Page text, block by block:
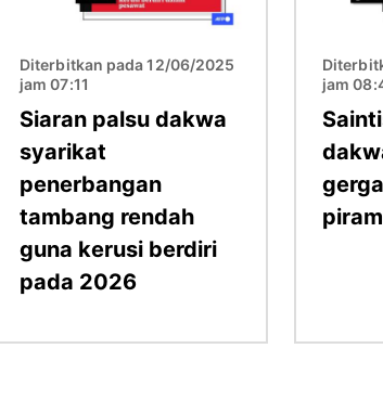
Diterbitkan pada 12/06/2025
jam 07:11
Siaran palsu dakwa
syarikat
penerbangan
tambang rendah
guna kerusi berdiri
pada 2026
jam